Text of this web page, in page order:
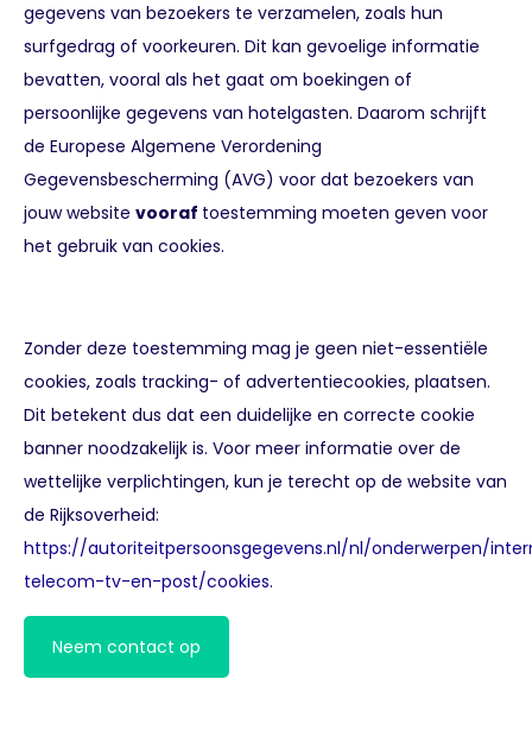
gegevens van bezoekers te verzamelen, zoals hun
surfgedrag of voorkeuren. Dit kan gevoelige informatie
bevatten, vooral als het gaat om boekingen of
persoonlijke gegevens van hotelgasten. Daarom schrijft
de Europese Algemene Verordening
Gegevensbescherming (AVG) voor dat bezoekers van
jouw website vooraf toestemming moeten geven voor
het gebruik van cookies.
Zonder deze toestemming mag je geen niet-essentiële
cookies, zoals tracking- of advertentiecookies, plaatsen.
Dit betekent dus dat een duidelijke en correcte cookie
banner noodzakelijk is. Voor meer informatie over de
wettelijke verplichtingen, kun je terecht op de website van
de Rijksoverheid:
https://autoriteitpersoonsgegevens.nl/nl/onderwerpen/
telecom-tv-en-post/cookies.
Neem contact op